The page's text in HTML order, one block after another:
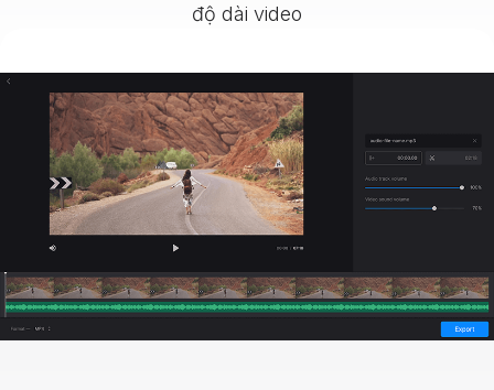
độ dài video